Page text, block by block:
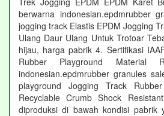
berwarna indonesian.epdmrubber
jogging track Elastis EPDM Jogging
Ulang Daur Ulang Untuk Trotoar
hijau, harga pabrik 4. Sertifikasi
Rubber Playground Material
indonesian.epdmrubber granules
playground Jogging Track
Recyclable Crumb Shock
diproduksi di bawah kondisi pabrik